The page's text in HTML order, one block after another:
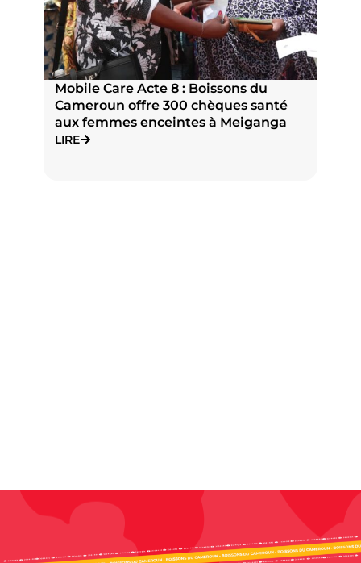
Boissons du Cameroun à Meiganga :
une synergie d’actions citoyennes au
service du bien être collectif